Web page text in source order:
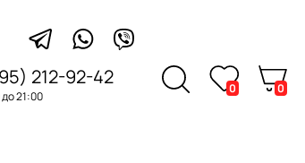
212-92-42
21:00
0 0